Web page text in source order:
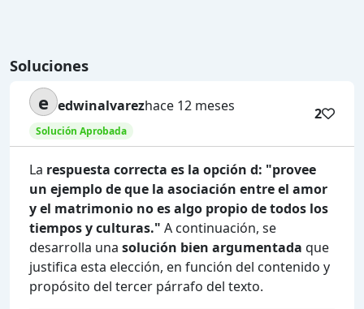
Soluciones
e edwinalvarezhace 12 meses
Solución Aprobada
2
La respuesta correcta es la opción d: "provee
un ejemplo de que la asociación entre el amor
y el matrimonio no es algo propio de todos los
tiempos y culturas." A continuación, se
desarrolla una solución bien argumentada que
justifica esta elección, en función del contenido y
propósito del tercer párrafo del texto.